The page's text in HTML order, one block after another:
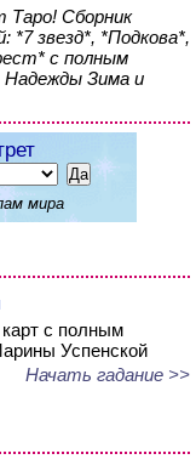
Таро! Сборник
*7 звезд*, *Подкова*,
с полным
Надежды Зима и
мира
карт с полным
Успенской
Начать гадание >>